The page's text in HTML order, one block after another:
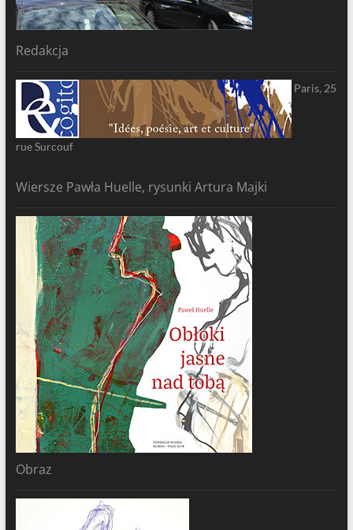
Redakcja
Paris, 25
rue Surcouf
Wiersze Pawła Huelle, rysunki Artura Majki
Obraz